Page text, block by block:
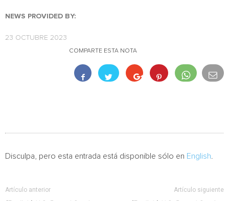
NEWS PROVIDED BY:
23 OCTUBRE 2023
COMPARTE ESTA NOTA
Disculpa, pero esta entrada está disponible sólo en English
Artículo anterior Artículo siguiente